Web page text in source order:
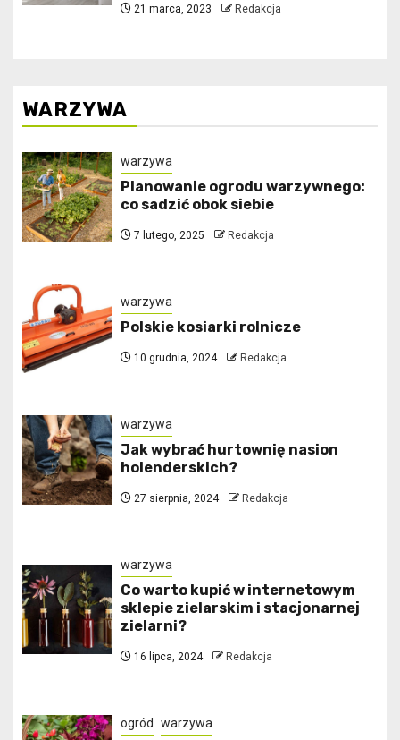
21 marca, 2023 Redakcja
WARZYWA
warzywa
Planowanie ogrodu warzywnego:
co sadzić obok siebie
7 lutego, 2025 Redakcja
warzywa
Polskie kosiarki rolnicze
10 grudnia, 2024 Redakcja
warzywa
Jak wybrać hurtownię nasion
holenderskich?
27 sierpnia, 2024 Redakcja
warzywa
Co warto kupić w internetowym
sklepie zielarskim i stacjonarnej
zielarni?
16 lipca, 2024 Redakcja
ogród warzywa